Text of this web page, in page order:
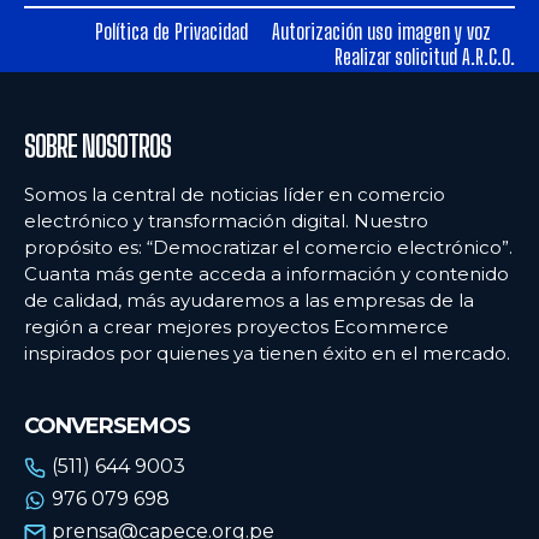
ARGENTINA
BOLIVIA
CHILE
COLOMBIA
ECUADOR
URUGUAY
VENEZUELA
ARGENTINA
BOLIVIA
CHILE
COLOMBIA
ECUADOR
URUGUAY
VENEZUELA
Política de Privacidad
Autorización uso imagen y voz
Realizar solicitud A.R.C.O.
SOBRE NOSOTROS
Somos la central de noticias líder en comercio
electrónico y transformación digital. Nuestro
propósito es: “Democratizar el comercio electrónico”.
Cuanta más gente acceda a información y contenido
de calidad, más ayudaremos a las empresas de la
región a crear mejores proyectos Ecommerce
inspirados por quienes ya tienen éxito en el mercado.
CONVERSEMOS
(511) 644 9003
976 079 698
prensa@capece.org.pe